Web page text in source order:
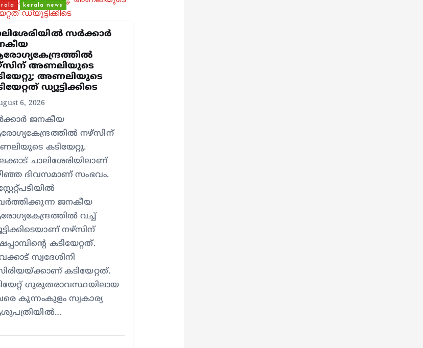
kerala news
സര്‍ക്കാര്‍
അണലിയുടെ
അണലിയുടെ
ഡ്യൂട്ടിക്കിടെ
6, 2026
ജനകീയ
നഴ്സിന്
കടിയേറ്റു.
ചാലിശേരിയിലാണ്
ദിവസമാണ് സംഭവം.
ജനകീയ
വച്ച്
നഴ്സിന്
കടിയേറ്റത്.
സ്വദേശിനി
കടിയേറ്റത്.
ഗുരുതരാവസ്ഥയിലായ
കുന്നംകുളം സ്വകാര്യ